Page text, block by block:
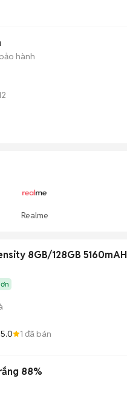
hành
Realme
8GB/128GB 5160mAH
5.0 1 đã bán
88%